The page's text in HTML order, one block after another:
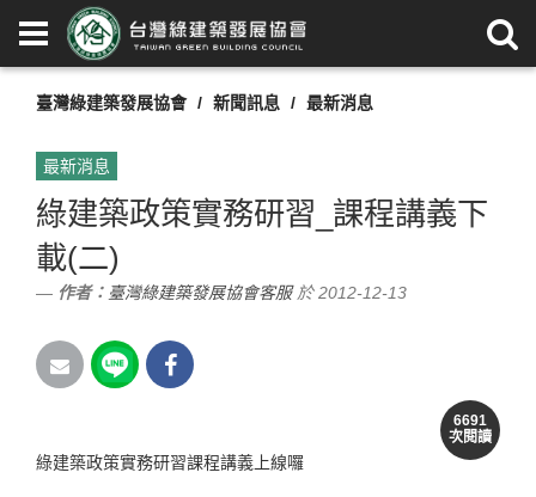
臺灣綠建築發展協會 新聞訊息 最新消息
最新消息
綠建築政策實務研習_課程講義下
載(二)
作者： 臺灣綠建築發展協會客服於 2012-12-13
6691
次閱讀
綠建築政策實務研習課程講義上線囉